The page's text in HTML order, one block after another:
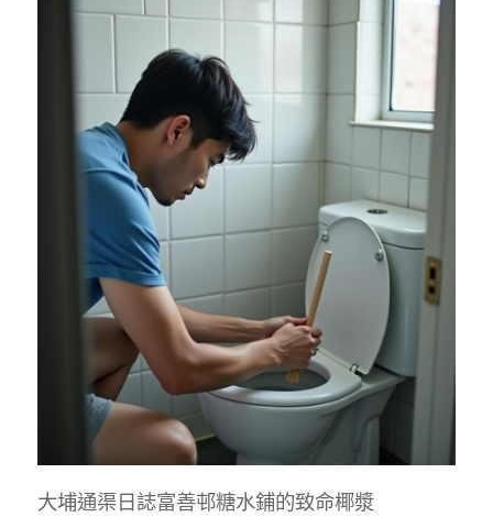
大埔通渠日誌富善邨糖水鋪的致命椰漿